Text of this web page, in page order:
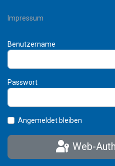
Impressum
Benutzername
Passwort
Angemeldet bleiben
Web-